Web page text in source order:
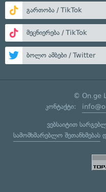
გართობა / TikTok
მეცნიერება / TikTok
ბოლო ამბები / Twitter
© On.ge
კონტაქტი:
ვებსაიტით
სამომხმარებლო შეთანხმებას